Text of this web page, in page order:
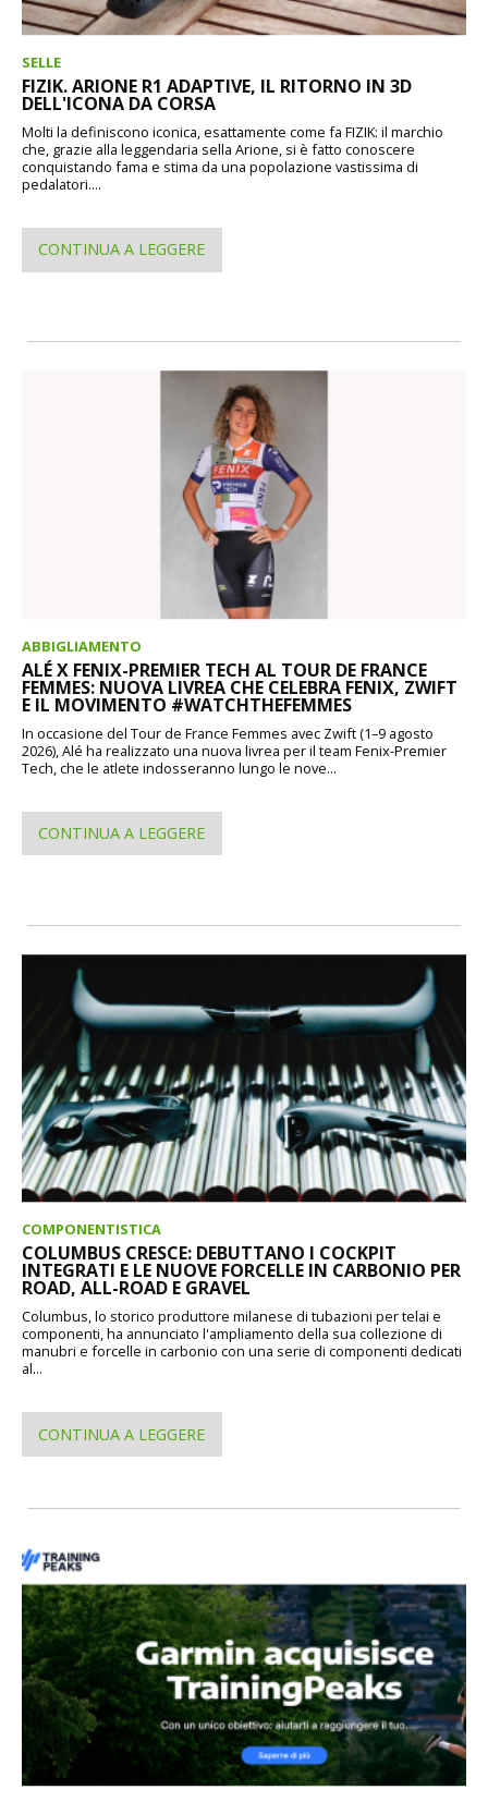
SELLE
FIZIK. ARIONE R1 ADAPTIVE, IL RITORNO IN 3D
DELL'ICONA DA CORSA
Molti la definiscono iconica, esattamente come fa FIZIK: il marchio
che, grazie alla leggendaria sella Arione, si è fatto conoscere
conquistando fama e stima da una popolazione vastissima di
pedalatori....
CONTINUA A LEGGERE
ABBIGLIAMENTO
ALÉ X FENIX-PREMIER TECH AL TOUR DE FRANCE
FEMMES: NUOVA LIVREA CHE CELEBRA FENIX, ZWIFT
E IL MOVIMENTO #WATCHTHEFEMMES
In occasione del Tour de France Femmes avec Zwift (1–9 agosto
2026), Alé ha realizzato una nuova livrea per il team Fenix-Premier
Tech, che le atlete indosseranno lungo le nove...
CONTINUA A LEGGERE
COMPONENTISTICA
COLUMBUS CRESCE: DEBUTTANO I COCKPIT
INTEGRATI E LE NUOVE FORCELLE IN CARBONIO PER
ROAD, ALL-ROAD E GRAVEL
Columbus, lo storico produttore milanese di tubazioni per telai e
componenti, ha annunciato l'ampliamento della sua collezione di
manubri e forcelle in carbonio con una serie di componenti dedicati
al...
CONTINUA A LEGGERE